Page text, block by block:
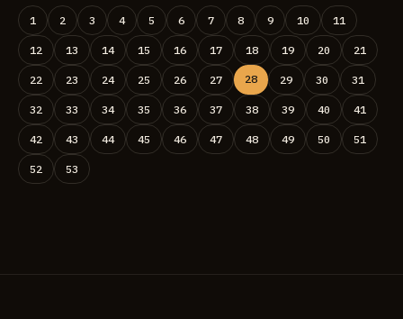
1 2 3 4 5 6 7 8 9 10 11
12 13 14 15 16 17 18 19 20 21
22 23 24 25 26 27 28 29 30 31
32 33 34 35 36 37 38 39 40 41
42 43 44 45 46 47 48 49 50 51
52 53